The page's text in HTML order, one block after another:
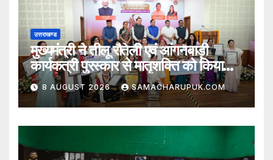
उत्तराखण्ड
मुख्यमंत्री ने तीलू रौतेली एवं आंगनबाड़ी
कार्यकत्री पुरस्कार से मातृशक्ति को किया
सम्मानित
8 AUGUST 2026 SAMACHARUPUK.COM